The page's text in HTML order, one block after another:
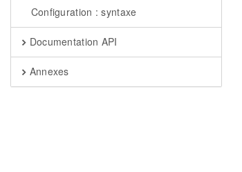
Configuration : syntaxe
Documentation API
Annexes